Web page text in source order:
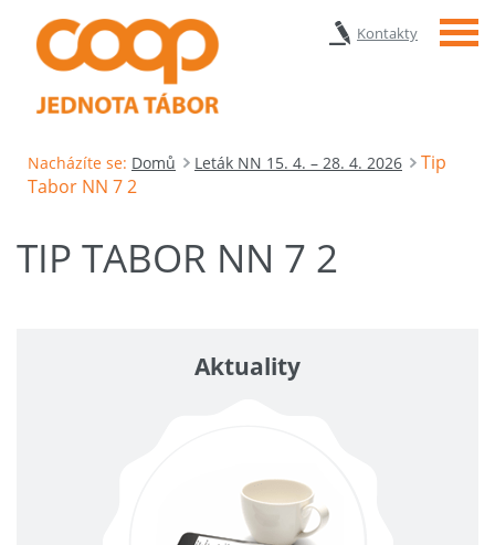
Kontakty Menu
Nacházíte se: Domů Leták NN 15. 4. – 28. 4. 2026
Tip
Tabor NN 7 2
TIP TABOR NN 7 2
Aktuality